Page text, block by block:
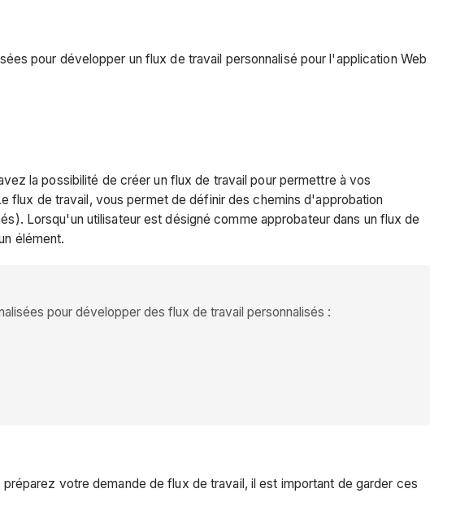
pour développer un flux de travail personnalisé pour l'application Web
la possibilité de créer un flux de travail pour permettre à vos
flux de travail, vous permet de définir des chemins d'approbation
Lorsqu'un utilisateur est désigné comme approbateur dans un flux de
élément.
pour développer des flux de travail personnalisés :
votre demande de flux de travail, il est important de garder ces